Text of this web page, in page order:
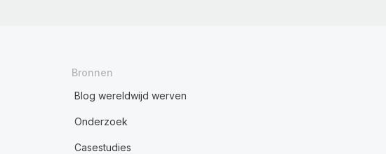
Bronnen
Blog wereldwijd werven
Onderzoek
Casestudies